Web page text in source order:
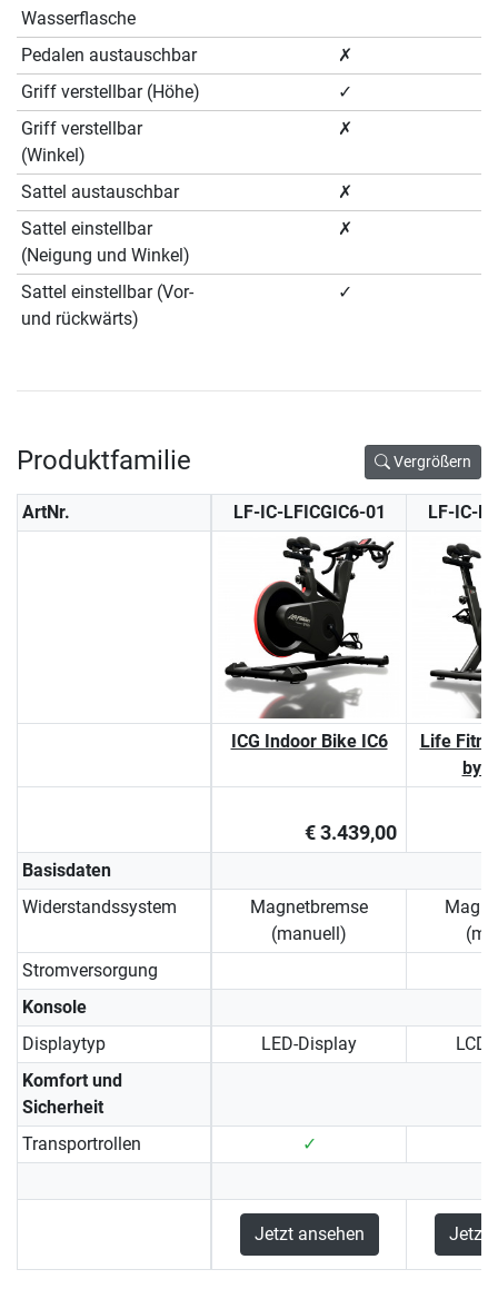
Wasserflasche
Pedalen austauschbar
✗
Griff verstellbar (Höhe)
✓
Griff verstellbar
(Winkel)
✗
Sattel austauschbar
✗
Sattel einstellbar
(Neigung und Winkel)
✗
Sattel einstellbar (Vor-
und rückwärts)
✓
Produktfamilie Vergrößern
ArtNr. LF-IC-LFICGIC6-01 LF-IC-
ICG Indoor Bike IC6
Life
by
€ 3.439,00
Basisdaten
Widerstandssystem
Magnetbremse
(manuell)
Stromversorgung
Konsole
Displaytyp
LED-Display
Komfort und
Sicherheit
Transportrollen
✓
Jetzt ansehen Jetzt